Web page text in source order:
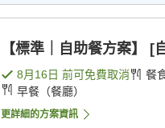
【標準｜自助餐方案】 [
8月16日 前可免費取消 餐
早餐（餐廳）
更詳細的方案資訊